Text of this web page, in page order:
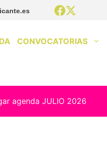
CONVOCATORIAS
agenda JULIO 2026